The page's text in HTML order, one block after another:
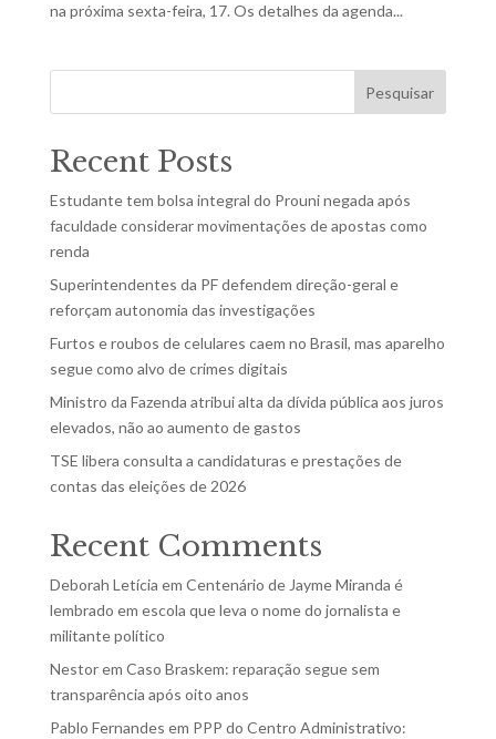
na próxima sexta-feira, 17. Os detalhes da agenda...
Pesquisar
Recent Posts
Estudante tem bolsa integral do Prouni negada após
faculdade considerar movimentações de apostas como
renda
Superintendentes da PF defendem direção-geral e
reforçam autonomia das investigações
Furtos e roubos de celulares caem no Brasil, mas aparelho
segue como alvo de crimes digitais
Ministro da Fazenda atribui alta da dívida pública aos juros
elevados, não ao aumento de gastos
TSE libera consulta a candidaturas e prestações de
contas das eleições de 2026
Recent Comments
Deborah Letícia em Centenário de Jayme Miranda é
lembrado em escola que leva o nome do jornalista e
militante político
Nestorem Caso Braskem: reparação segue sem
transparência após oito anos
Pablo Fernandes em PPP do Centro Administrativo: